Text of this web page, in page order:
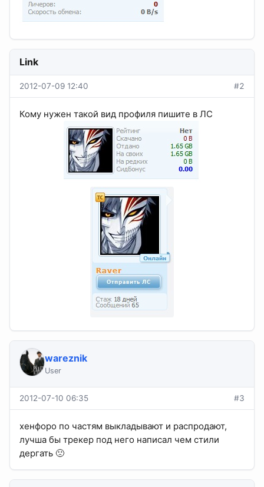
Link
2012-07-09 12:40 #2
Кому нужен такой вид профиля пишите в ЛС
wareznik
User
2012-07-10 06:35 #3
хенфоро по частям выкладывают и распродают,
лучша бы трекер под него написал чем стили
дергать 🙁